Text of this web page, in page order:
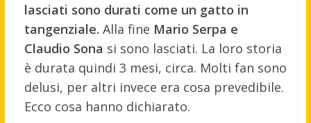
lasciati sono durati come un gatto in
tangenziale. Alla fine Mario Serpa e
Claudio Sona si sono lasciati. La loro storia
è durata quindi 3 mesi, circa. Molti fan sono
delusi, per altri invece era cosa prevedibile.
Ecco cosa hanno dichiarato.